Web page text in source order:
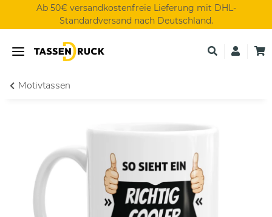
Ab 50€ versandkostenfreie Lieferung mit DHL-
Standardversand nach Deutschland.
Motivtassen